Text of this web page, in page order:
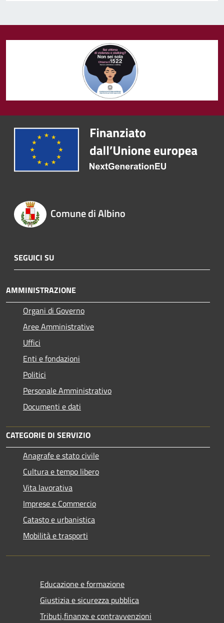
Comune di Albino
SEGUICI SU
AMMINISTRAZIONE
Organi di Governo
Aree Amministrative
Uffici
Enti e fondazioni
Politici
Personale Amministrativo
Documenti e dati
CATEGORIE DI SERVIZIO
Anagrafe e stato civile
Cultura e tempo libero
Vita lavorativa
Imprese e Commercio
Catasto e urbanistica
Mobilità e trasporti
Educazione e formazione
Giustizia e sicurezza pubblica
Tributi,finanze e contravvenzioni